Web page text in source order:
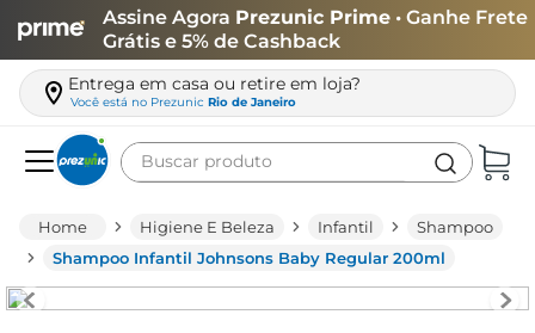
Assine Agora Prezunic Prime • Ganhe Frete
Grátis e 5% de Cashback
Entrega em casa ou retire em loja?
Você está no Prezunic Rio de Janeiro
Buscar produto
Higiene E Beleza Infantil
Shampoo
Shampoo Infantil Johnsons Baby Regular 200ml
leite